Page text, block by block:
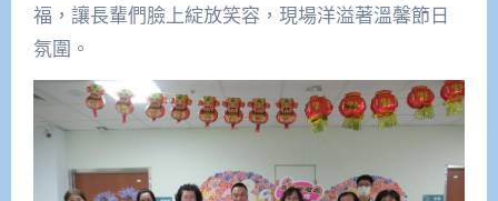
福，讓長輩們臉上綻放笑容，現場洋溢著溫馨節日
氛圍。